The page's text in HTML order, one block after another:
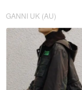
GANNI UK (AU)